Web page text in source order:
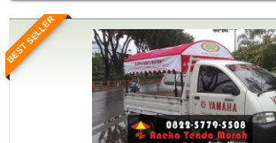
BEST SELLER